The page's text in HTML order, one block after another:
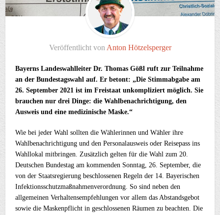
Veröffentlicht von Anton Hötzelsperger
Bayerns Landeswahlleiter Dr. Thomas Gößl ruft zur Teilnahme
an der Bundestagswahl auf. Er betont: „Die Stimmabgabe am
26. September 2021 ist im Freistaat unkompliziert möglich. Sie
brauchen nur drei Dinge: die Wahlbenachrichtigung, den
Ausweis und eine medizinische Maske.“
Wie bei jeder Wahl sollten die Wählerinnen und Wähler ihre
Wahlbenachrichtigung und den Personalausweis oder Reisepass ins
Wahllokal mitbringen. Zusätzlich gelten für die Wahl zum 20.
Deutschen Bundestag am kommenden Sonntag, 26. September, die
von der Staatsregierung beschlossenen Regeln der 14. Bayerischen
Infektionsschutzmaßnahmenverordnung. So sind neben den
allgemeinen Verhaltensempfehlungen vor allem das Abstandsgebot
sowie die Maskenpflicht in geschlossenen Räumen zu beachten. Die